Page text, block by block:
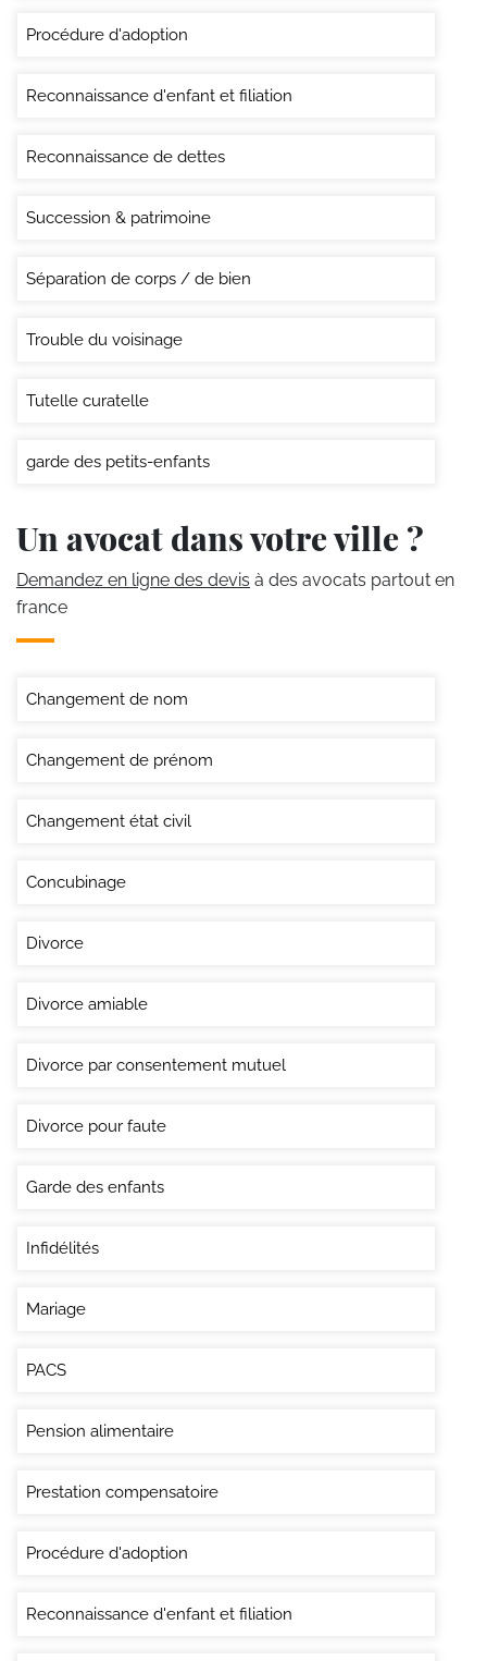
Procédure d'adoption
Reconnaissance d'enfant et filiation
Reconnaissance de dettes
Succession & patrimoine
Séparation de corps / de bien
Trouble du voisinage
Tutelle curatelle
garde des petits-enfants
Un avocat dans votre ville ?
Demandez en ligne des devis à des avocats partout en
france
Changement de nom
Changement de prénom
Changement état civil
Concubinage
Divorce
Divorce amiable
Divorce par consentement mutuel
Divorce pour faute
Garde des enfants
Infidélités
Mariage
PACS
Pension alimentaire
Prestation compensatoire
Procédure d'adoption
Reconnaissance d'enfant et filiation